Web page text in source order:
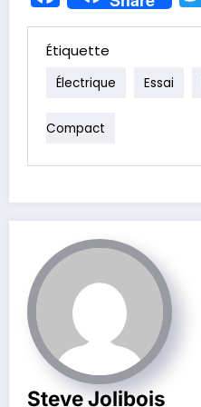
Étiquette
Électrique Essai
Compact
Steve Jolibois